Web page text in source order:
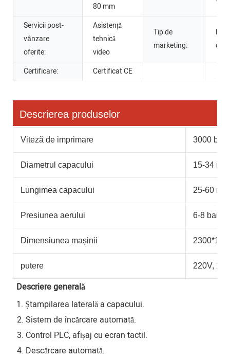
80 mm
Servicii post-
vânzare
oferite:
Asistență
tehnică
video
Tip de
marketing:
Certificare: Certificat CE
Descrierea produselor
Viteză de imprimare 3000
Diametrul capacului 15-34 mm
Lungimea capacului 25-60 mm
Presiunea aerului 6-8 bari
Dimensiunea mașinii
putere 220V,
Descriere generală
1. Ștampilarea laterală a capacului.
2. Sistem de încărcare automată.
3. Control PLC, afișaj cu ecran tactil.
4. Descărcare automată.